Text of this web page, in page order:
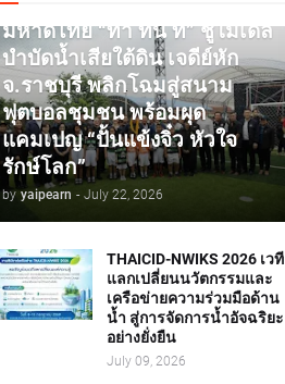
มหาดไทย “ทำ ทัน ที” ชูโมเดล
บำบัดน้ำเสียใต้ดิน เจดีย์หัก
จ.ราชบุรี พลิกโฉมสู่สนาม
ฟุตบอลชุมชน พร้อมผุด
แคมเปญ “ปั้นแข้งจิ๋ว หัวใจ
รักษ์โลก”
by yaipearn - July 22, 2026
THAICID-NWIKS 2026 เวที
แลกเปลี่ยนนวัตกรรมและ
เครือข่ายความร่วมมือด้าน
น้ำ สู่การจัดการน้ำอัจฉริยะ
อย่างยั่งยืน
July 09, 2026